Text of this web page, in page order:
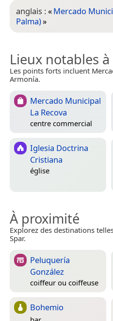
anglais :«Mercado
Palma)»
Lieux notables
Les points forts incluent
Armonía.
Mercado Municipal
La Recova
centre commercial
Iglesia Doctrina
Cristiana
église
À proximité
Explorez des destinations
Spar.
Peluquería
González
coiffeur ou coiffeuse
Bohemio